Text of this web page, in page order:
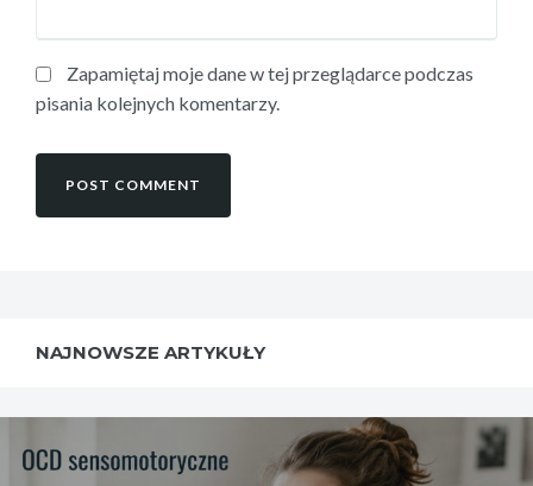
Zapamiętaj moje dane w tej przeglądarce podczas
pisania kolejnych komentarzy.
NAJNOWSZE ARTYKUŁY